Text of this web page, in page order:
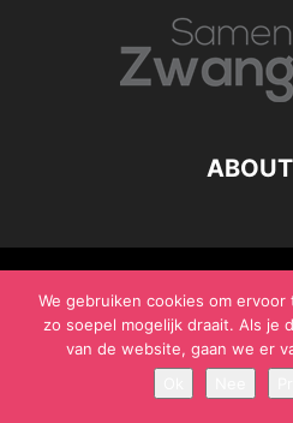
We gebruiken cookies om
zo soepel mogelijk draait. Als je
van de website, gaan we er